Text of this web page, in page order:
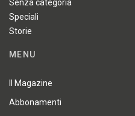
Senza categoria
Speciali
Storie
MENU
Il Magazine
Abbonamenti